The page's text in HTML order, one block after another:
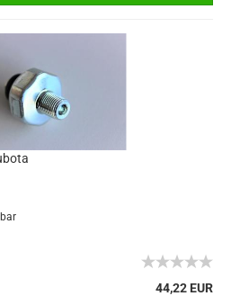
44,22 EUR